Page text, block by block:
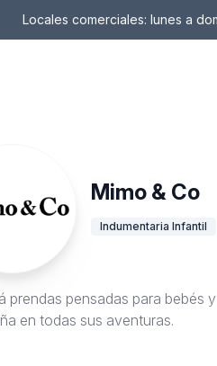
Locales comerciales: lunes a
Mimo & Co
Indumentaria Infantil
prendas pensadas para bebés
en todas sus aventuras.